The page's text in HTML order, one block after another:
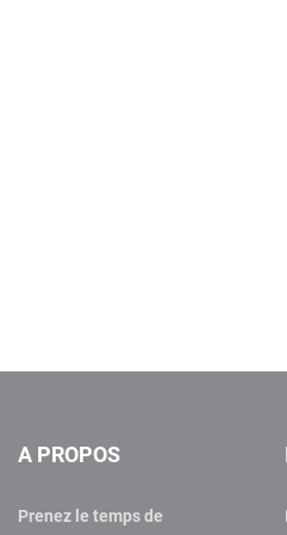
A PROPOS
Prenez le temps de